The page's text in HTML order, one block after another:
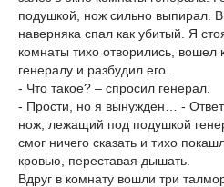
подушкой, нож сильно выпирал.
наверняка спал как убитый. Я
комнаты тихо отворились,
генералу и разбудил его.
- Что такое? – спросил генерал.
- Прости, но я вынужден… -
нож, лежащий под подушкой
смог ничего сказать и тихо
кровью, переставая дышать.
Вдруг в комнату вошли три